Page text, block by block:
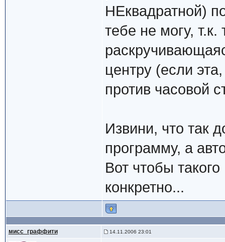
НЕквадратной)
тебе не могу,
центру (если
против часовой
Извини, что так
программу, а
Вот чтобы
конкретно...
мисс_граффити 14.11.2006 23:01